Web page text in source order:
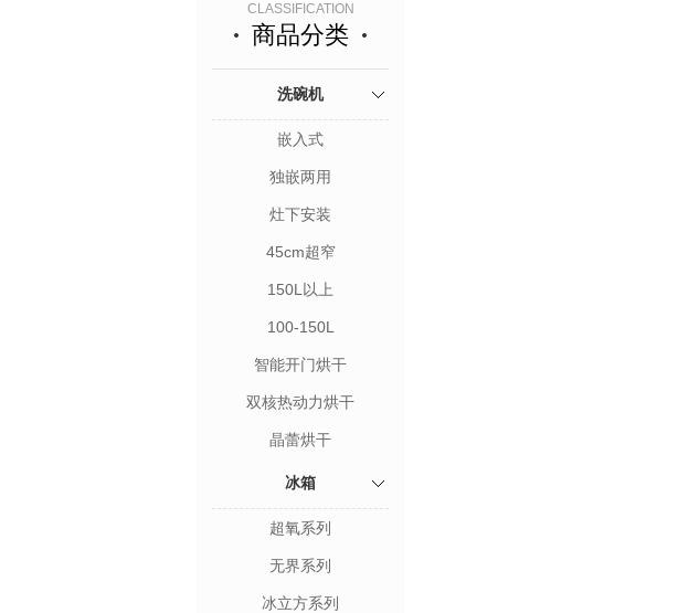
CLASSIFICATION
商品分类
洗碗机
嵌入式
独嵌两用
灶下安装
45cm超窄
150L以上
100-150L
智能开门烘干
双核热动力烘干
晶蕾烘干
冰箱
超氧系列
无界系列
冰立方系列